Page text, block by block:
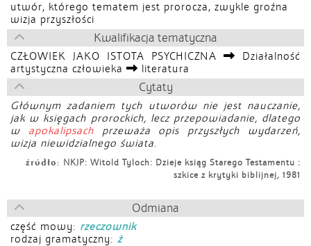
utwór, którego tematem jest prorocza, zwykle groźna
wizja przyszłości
Kwalifikacja tematyczna
CZŁOWIEK JAKO ISTOTA PSYCHICZNA
Działalność
artystyczna człowieka
literatura
Cytaty
Głównym zadaniem tych utworów nie jest nauczanie,
jak w księgach prorockich, lecz przepowiadanie, dlatego
w apokalipsachprzeważa opis przyszłych wydarzeń,
wizja niewidzialnego świata.
źródło: NKJP: Witold Tyloch: Dzieje ksiąg Starego Testamentu :
szkice z krytyki biblijnej, 1981
Odmiana
część mowy: rzeczownik
rodzaj gramatyczny: ż